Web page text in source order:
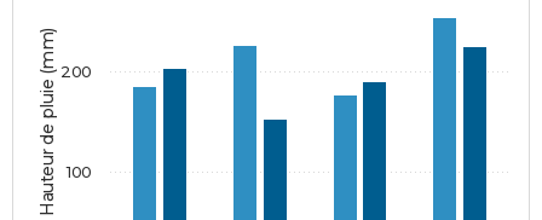
Hauteur de pluie (mm) 100
200